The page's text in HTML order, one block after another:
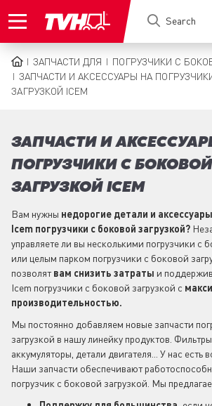
to
Search
BREADCRUMB
ЗАПЧАСТИ ДЛЯ
ПОГРУЗЧИКИ С
ЗАПЧАСТИ И АКСЕССУАРЫ НА
ЗАГРУЗКОЙ ICEM
ЗАПЧАСТИ И
ПОГРУЗЧИКИ С БОКОВОЙ
ЗАГРУЗКОЙ ICEM
Вам нужны недорогие детали и
Icem погрузчики с боковой загрузкой?
управляете ли вы несколькими погрузчики с
или целым парком погрузчики с боковой
позволятвам снизить затраты и
Icem погрузчики с боковой загрузкой с
производительностью.
Мы постоянно добавляем новые запчасти
загрузкой в нашу линейку продуктов.
аккумуляторы, детали двигателя... У нас есть
Наши запчасти обеспечивают
погрузчик с боковой загрузкой. Мы